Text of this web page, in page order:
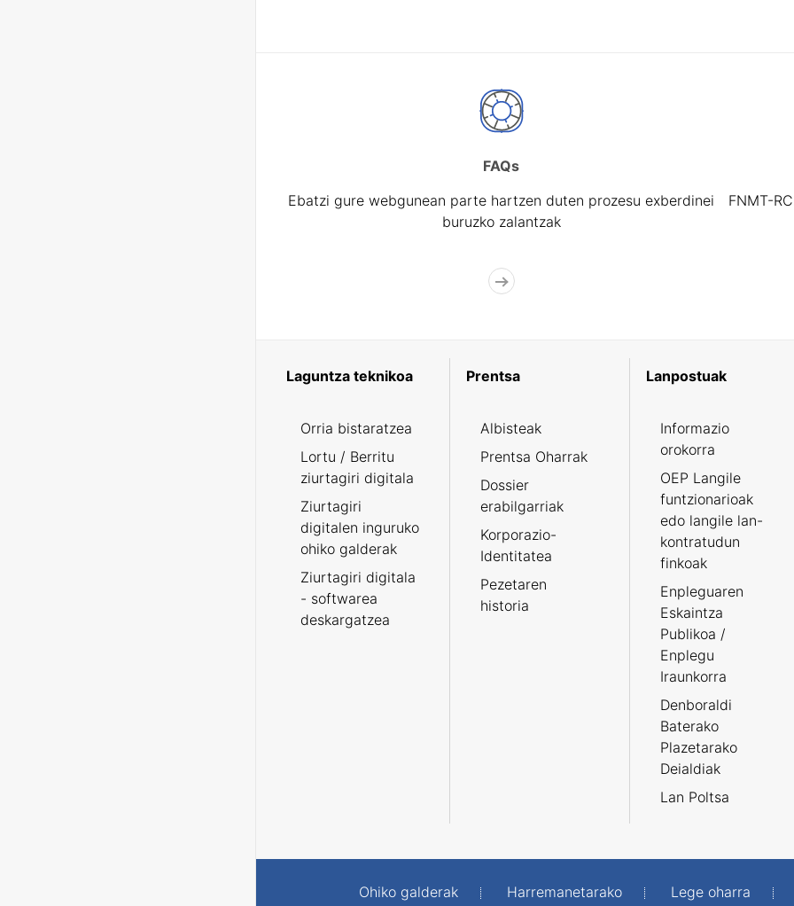
FAQs
Ebatzi gure webgunean parte hartzen duten prozesu exberdinei
buruzko zalantzak
FNMT-
Laguntza teknikoa
Orria bistaratzea
Lortu / Berritu
ziurtagiri digitala
Ziurtagiri
digitalen inguruko
ohiko galderak
Ziurtagiri digitala
- softwarea
deskargatzea
Prentsa
Albisteak
Prentsa Oharrak
Dossier
erabilgarriak
Korporazio-
Identitatea
Pezetaren
historia
Lanpostuak
Informazio
orokorra
OEP Langile
funtzionarioak
edo langile lan-
kontratudun
finkoak
Enpleguaren
Eskaintza
Publikoa /
Enplegu
Iraunkorra
Denboraldi
Baterako
Plazetarako
Deialdiak
Lan Poltsa
Ohiko galderak Harremanetarako Lege oharra